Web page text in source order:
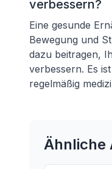
verbessern?
Eine gesunde
Bewegung und
dazu beitragen,
verbessern. Es
regelmäßig
Ähnliche